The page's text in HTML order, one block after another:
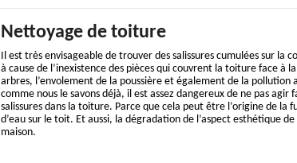
Nettoyage de toiture
Il est très envisageable de trouver des salissures cumulées sur la
à cause de l’inexistence des pièces qui couvrent la toiture face à
arbres, l’envolement de la poussière et également de la pollution
comme nous le savons déjà, il est assez dangereux de ne pas agir
salissures dans la toiture. Parce que cela peut être l’origine de la
d’eau sur le toit. Et aussi, la dégradation de l’aspect esthétique
maison.